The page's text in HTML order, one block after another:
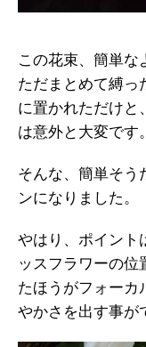
この花束、簡単な
ただまとめて縛っ
に置かれただけと
は意外と大変です。
そんな、簡単そう
ンになりました。
やはり、ポイント
ッスフラワーの位
たほうがフォーカ
やかさを出す事が